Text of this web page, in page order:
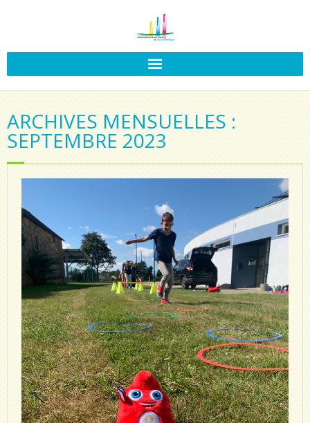
ARCHIVES MENSUELLES :
SEPTEMBRE 2023